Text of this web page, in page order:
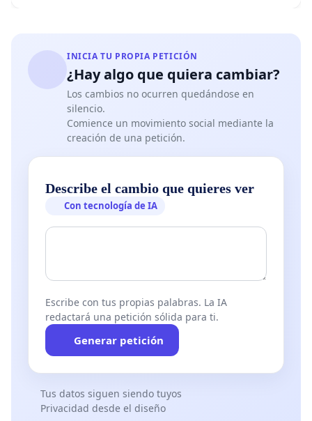
INICIA TU PROPIA PETICIÓN
¿Hay algo que quiera cambiar?
Los cambios no ocurren quedándose en
silencio.
Comience un movimiento social mediante la
creación de una petición.
Describe el cambio que quieres ver
Con tecnología de IA
Escribe con tus propias palabras. La IA
redactará una petición sólida para ti.
Generar petición
Tus datos siguen siendo tuyos
Privacidad desde el diseño